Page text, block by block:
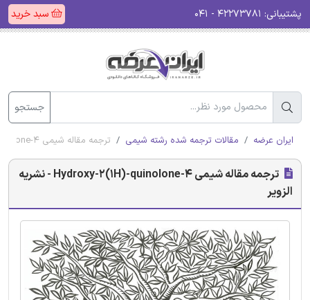
پشتیبانی: سبد خرید
جستجو
ایران عرضه مقالات ترجمه شده رشته شیمی ترجمه مقاله شیمی 4-Hydroxy-2(1H)-quinolone - نشریه الزویر
ترجمه مقاله شیمی 4-Hydroxy-2(1H)-quinolone - نشریه
الزویر